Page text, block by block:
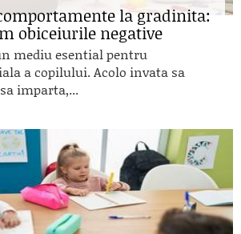
la gradinita:
obiceiurile negative
mediu esential pentru
a copilului. Acolo invata sa
imparta,...